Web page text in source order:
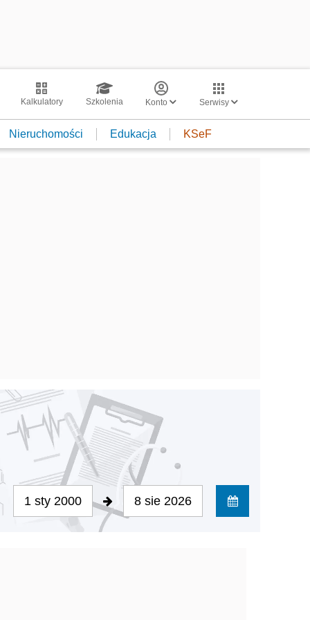
Kalkulatory Szkolenia Konto Serwisy
Nieruchomości Edukacja KSeF
1 sty 2000 8 sie 2026